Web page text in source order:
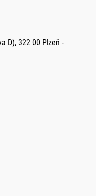
D), 322 00 Plzeň -